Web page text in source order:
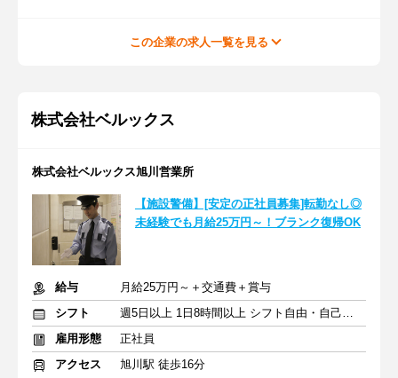
この企業の求人一覧を見る
株式会社ベルックス
株式会社ベルックス旭川営業所
【施設警備】[安定の正社員募集]転勤なし◎
未経験でも月給25万円～！ブランク復帰OK
給与
月給25万円～＋交通費＋賞与
シフト
週5日以上 1日8時間以上 シフト自由・自己申告
雇用形態
正社員
アクセス
旭川駅 徒歩16分